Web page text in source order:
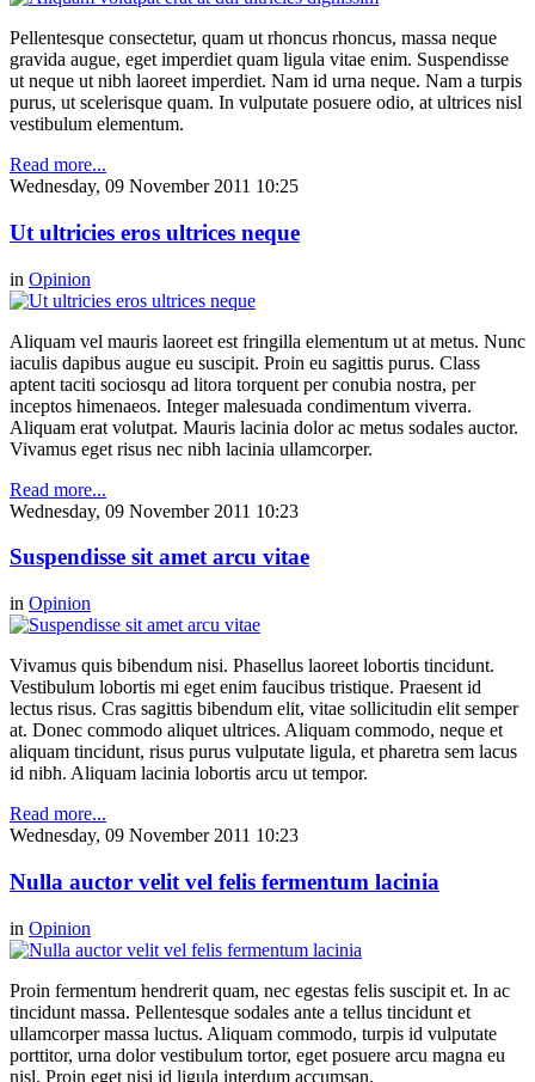
Pellentesque consectetur, quam ut rhoncus rhoncus, massa neque
gravida augue, eget imperdiet quam ligula vitae enim. Suspendisse
ut neque ut nibh laoreet imperdiet. Nam id urna neque. Nam a turpis
purus, ut scelerisque quam. In vulputate posuere odio, at ultrices nisl
vestibulum elementum.
Read more...
Wednesday, 09 November 2011 10:25
Ut ultricies eros ultrices neque
in Opinion
Aliquam vel mauris laoreet est fringilla elementum ut at metus. Nunc
iaculis dapibus augue eu suscipit. Proin eu sagittis purus. Class
aptent taciti sociosqu ad litora torquent per conubia nostra, per
inceptos himenaeos. Integer malesuada condimentum viverra.
Aliquam erat volutpat. Mauris lacinia dolor ac metus sodales auctor.
Vivamus eget risus nec nibh lacinia ullamcorper.
Read more...
Wednesday, 09 November 2011 10:23
Suspendisse sit amet arcu vitae
in Opinion
Vivamus quis bibendum nisi. Phasellus laoreet lobortis tincidunt.
Vestibulum lobortis mi eget enim faucibus tristique. Praesent id
lectus risus. Cras sagittis bibendum elit, vitae sollicitudin elit semper
at. Donec commodo aliquet ultrices. Aliquam commodo, neque et
aliquam tincidunt, risus purus vulputate ligula, et pharetra sem lacus
id nibh. Aliquam lacinia lobortis arcu ut tempor.
Read more...
Wednesday, 09 November 2011 10:23
Nulla auctor velit vel felis fermentum lacinia
in Opinion
Proin fermentum hendrerit quam, nec egestas felis suscipit et. In ac
tincidunt massa. Pellentesque sodales ante a tellus tincidunt et
ullamcorper massa luctus. Aliquam commodo, turpis id vulputate
porttitor, urna dolor vestibulum tortor, eget posuere arcu magna eu
nisl. Proin eget nisi id ligula interdum accumsan.